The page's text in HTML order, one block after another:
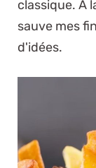
classique. À
sauve mes
d'idées.